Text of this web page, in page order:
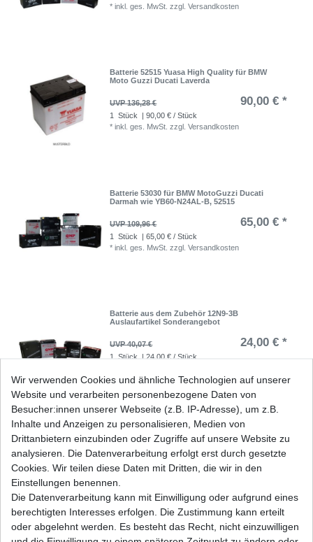
*inkl. ges. MwSt. zzgl.Versandkosten
Batterie 52515 Yuasa High Quality für BMW
Moto Guzzi Ducati Laverda
UVP 136,28 € 90,00 € *
1 Stück
| 90,00 € / Stück
*inkl. ges. MwSt. zzgl.Versandkosten
Batterie 53030 für BMW MotoGuzzi Ducati
Darmah wie YB60-N24AL-B, 52515
UVP 109,96 € 65,00 € *
1 Stück
| 65,00 € / Stück
*inkl. ges. MwSt. zzgl.Versandkosten
Batterie aus dem Zubehör 12N9-3B
Auslaufartikel Sonderangebot
UVP 40,07 € 24,00 € *
1 Stück
| 24,00 € / Stück
Batterie aus dem Zubehör Y50N18L-A
Auslaufartikel Sonderangebot
UVP 82,30 € 58,00 € *
*inkl. ges. MwSt.
Wir verwenden Cookies und ähnliche Technologien auf unserer
Website und verarbeiten personenbezogene Daten von
Besucher:innen unserer Webseite (z.B. IP-Adresse), um z.B.
Inhalte und Anzeigen zu personalisieren, Medien von
Drittanbietern einzubinden oder Zugriffe auf unsere Website zu
analysieren. Die Datenverarbeitung erfolgt erst durch gesetzte
Cookies. Wir teilen diese Daten mit Dritten, die wir in den
Einstellungen benennen.
Die Datenverarbeitung kann mit Einwilligung oder aufgrund eines
berechtigten Interesses erfolgen. Die Zustimmung kann erteilt
oder abgelehnt werden. Es besteht das Recht, nicht einzuwilligen